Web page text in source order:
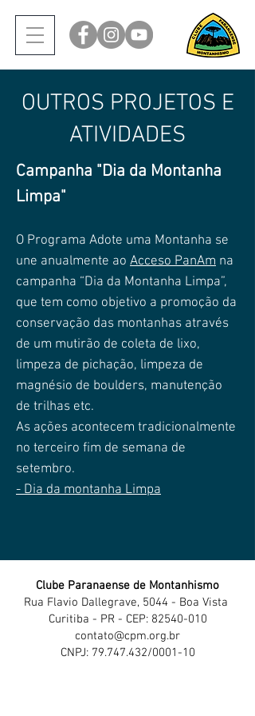
OUTROS PROJETOS E
ATIVIDADES
Campanha "Dia da Montanha
Limpa"
O Programa Adote uma Montanha se
une anualmente ao Acceso PanAm na
campanha “Dia da Montanha Limpa”,
que tem como objetivo a promoção da
conservação das montanhas através
de um mutirão de coleta de lixo,
limpeza de pichação, limpeza de
magnésio de boulders, manutenção
de trilhas etc.
As ações acontecem tradicionalmente
no terceiro fim de semana de
setembro.
- Dia da montanha Limpa
Clube Paranaense de Montanhismo
Rua Flavio Dallegrave, 5044 - Boa Vista
Curitiba - PR - CEP: 82540-010
contato@cpm.org.br
CNPJ: 79.747.432/0001-10